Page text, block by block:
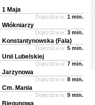
1 Maja
Dojeżdża w: 1 min.
Włókniarzy
Dojeżdża w: 3 min.
Konstantynowska (Fala)
Dojeżdża w: 5 min.
Unii Lubelskiej
Dojeżdża w: 7 min.
Jarzynowa
Dojeżdża w: 8 min.
Cm. Mania
Dojeżdża w: 9 min.
Biegunowa